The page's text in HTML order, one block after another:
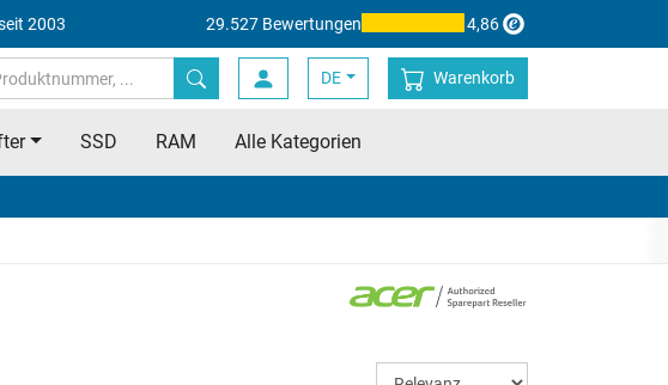
2003 29.527 Bewertungen 4,86
DE Warenkorb
SSD RAM Alle Kategorien